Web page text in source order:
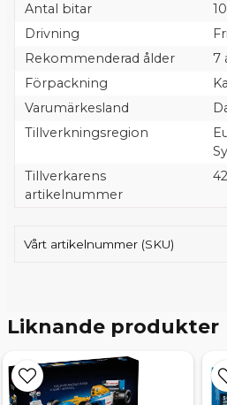
Antal bitar
Drivning
Rekommenderad ålder
7
Förpackning
Varumärkesland
Tillverkningsregion
Tillverkarens
artikelnummer
Vårt artikelnummer (SKU)
Liknande produkter